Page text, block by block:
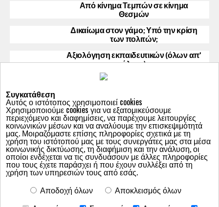
Από κίνημα Τεμπών σε κίνημα
Θεσμών
Δικαίωμα στον γάμο; Υπό την κρίση
των πολιτών;
Αξιολόγηση εκπαιδευτικών (όλων απ’
όλους)
Ποιοι είμαστε
ΑΦΙΕΡΩΜΑ: ΗΠΑ, 147 δημοψηφίσματα μαζί με τις προεδρικές
εκλογές
ΟΔΗΓΟΣ ΤΟΠΙΚΩΝ ΔΗΜΟΨΗΦΙΣΜΑΤΩΝ
Δράσεις-Εκδηλώσεις
ΔΙΑΛΟΓΟΣ
Γνώμες-Σχόλια
Συγκατάθεση
Αυτός ο ιστότοπος χρησιμοποιεί cookies
Χρησιμοποιούμε cookies για να εξατομικεύσουμε
περιεχόμενο και διαφημίσεις, να παρέχουμε λειτουργίες
κοινωνικών μέσων και να αναλύουμε την επισκεψιμότητά
μας. Μοιραζόμαστε επίσης πληροφορίες σχετικά με τη
χρήση του ιστότοπού μας με τους συνεργάτες μας στα μέσα
κοινωνικής δικτύωσης, τη διαφήμιση και την ανάλυση, οι
οποίοι ενδέχεται να τις συνδυάσουν με άλλες πληροφορίες
που τους έχετε παράσχει ή που έχουν συλλέξει από τη
χρήση των υπηρεσιών τους από εσάς.
Αποδοχή όλων
Αποκλεισμός όλων